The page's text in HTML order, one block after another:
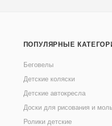
ПОПУЛЯРНЫЕ
Беговелы
Детские коляски
Детские автокресла
Доски для рисования и
Ролики детские